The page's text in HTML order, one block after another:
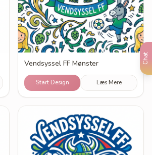
Chat
Vendsyssel FF Mønster
Start Design Læs Mere